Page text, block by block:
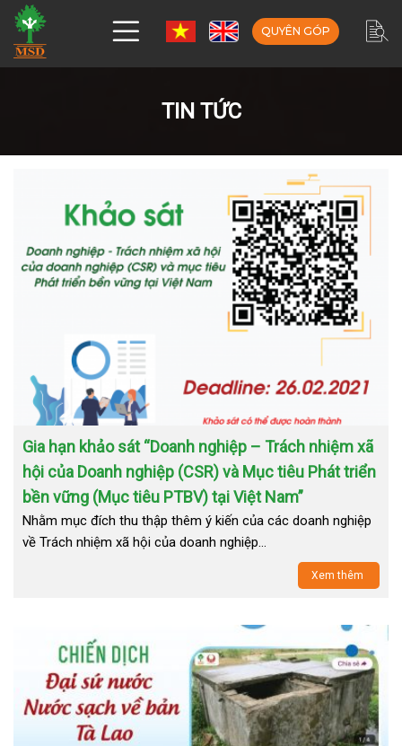
QUYÊN GÓP
TIN TỨC
Gia hạn khảo sát “Doanh nghiệp – Trách nhiệm xã
hội của Doanh nghiệp (CSR) và Mục tiêu Phát triển
bền vững (Mục tiêu PTBV) tại Việt Nam”
Nhằm mục đích thu thập thêm ý kiến của các doanh nghiệp
về Trách nhiệm xã hội của doanh nghiệp…
Xem thêm